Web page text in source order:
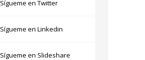
Sígueme en Twitter
Sígueme en Linkedin
Sígueme en Slideshare